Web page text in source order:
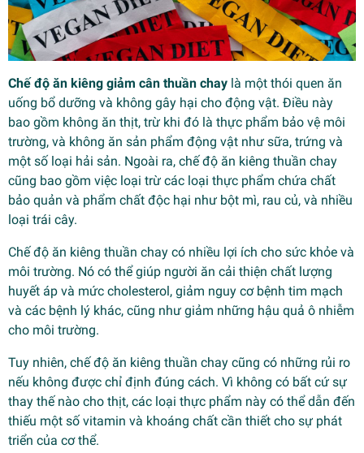
Chế độ ăn kiêng giảm cân thuần chay là một thói quen ăn
uống bổ dưỡng và không gây hại cho động vật. Điều này
bao gồm không ăn thịt, trừ khi đó là thực phẩm bảo vệ môi
trường, và không ăn sản phẩm động vật như sữa, trứng và
một số loại hải sản. Ngoài ra, chế độ ăn kiêng thuần chay
cũng bao gồm việc loại trừ các loại thực phẩm chứa chất
bảo quản và phẩm chất độc hại như bột mì, rau củ, và nhiều
loại trái cây.
Chế độ ăn kiêng thuần chay có nhiều lợi ích cho sức khỏe và
môi trường. Nó có thể giúp người ăn cải thiện chất lượng
huyết áp và mức cholesterol, giảm nguy cơ bệnh tim mạch
và các bệnh lý khác, cũng như giảm những hậu quả ô nhiễm
cho môi trường.
Tuy nhiên, chế độ ăn kiêng thuần chay cũng có những rủi ro
nếu không được chỉ định đúng cách. Vì không có bất cứ sự
thay thế nào cho thịt, các loại thực phẩm này có thể dẫn đến
thiếu một số vitamin và khoáng chất cần thiết cho sự phát
triển của cơ thể.